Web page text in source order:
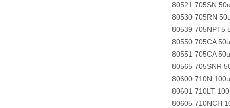
80521 705SN
80530 705RN
80539 705NPT5
80550 705CA
80551 705CA
80565 705SNR
80600 710N
80601 710LT
80605 710NCH